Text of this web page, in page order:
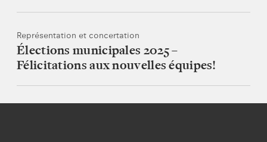
Représentation et concertation
Élections municipales 2025 –
Félicitations aux nouvelles équipes!